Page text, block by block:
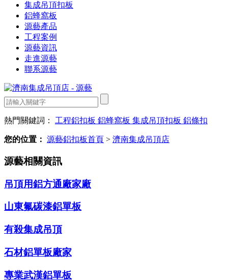
集成吊頂扣板
鋁蜂窩板
源藝產品
工程案例
源藝資訊
走進源藝
聯系源藝
熱門關鍵詞： 工程鋁扣板 鋁蜂窩板 集成吊頂扣板 鋁條扣
您的位置： 源藝鋁扣板首頁 > 濟南集成吊頂店
源藝相關資訊
吊頂用鋁方通廠家廠
山東氟碳漆鋁單板
有殺集成吊頂
石材鋁單板廠家
專業武漢鋁單板